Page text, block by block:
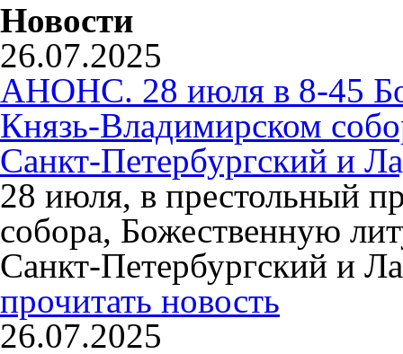
Новости
26.07.2025
АНОНС. 28 июля в 8-45
Князь-Владимирском
Санкт-Петербургский и
28 июля, в престольный
собора, Божественную
Санкт-Петербургский и
прочитать новость
26.07.2025